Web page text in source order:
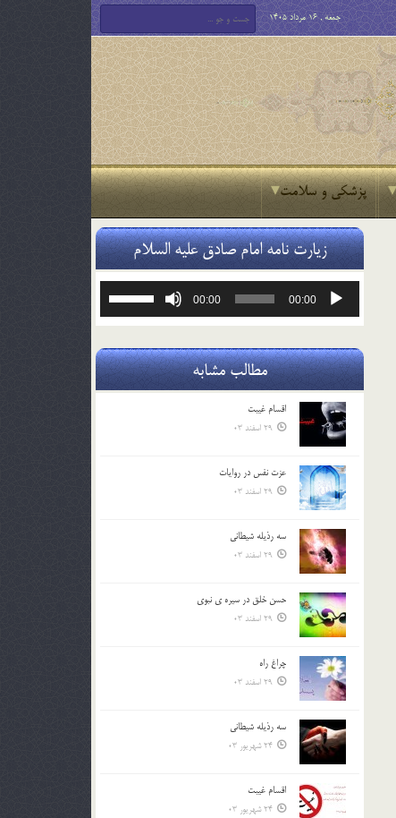
جمعه , 16 مرداد 1405
پزشکی و سلامت
زیارت نامه امام صادق علیه السلام
پخش‌کننده
00:00
00:00
یا
صدا
کلیدهای
مطالب مشابه
اقسام غيبت
29 اسفند 03
عزت نفس در روايات
29 اسفند 03
سه رذیله شیطانی
29 اسفند 03
حسن خلق در سيره ي نبوي
29 اسفند 03
چراغ راه
29 اسفند 03
سه رذیله شیطانی
24 شهریور 03
اقسام غيبت
24 شهریور 03